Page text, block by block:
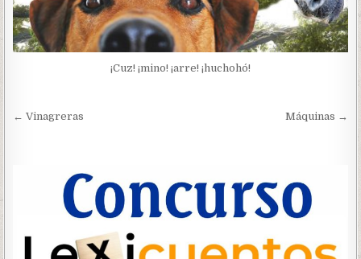
¡Cuz! ¡mino! ¡arre! ¡huchohó!
Navegación
← Vinagreras Máquinas →